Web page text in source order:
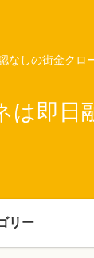
しの街金クロ
即日
リー